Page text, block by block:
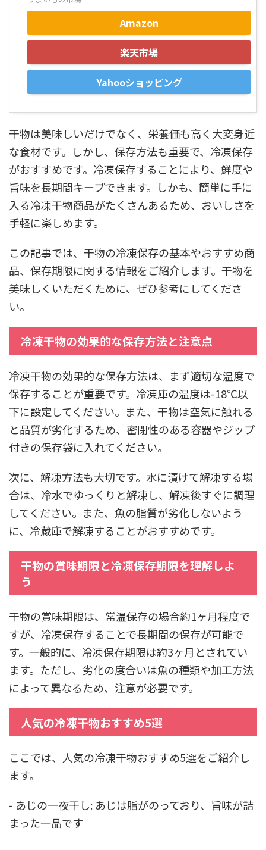
Amazon
楽天市場
Yahooショッピング
干物は美味しいだけでなく、栄養価も高く大変身近
な食材です。しかし、保存方法も重要で、冷凍保存
がおすすめです。冷凍保存することにより、鮮度や
旨味を長期間キープできます。しかも、簡単に手に
入る冷凍干物商品がたくさんあるため、おいしさを
手軽に楽しめます。
この記事では、干物の冷凍保存の基本やおすすめ商
品、保存期限に関する情報をご紹介します。干物を
美味しくいただくために、ぜひ参考にしてくださ
い。
冷凍干物の効果的な保存方法と注意点
冷凍干物の効果的な保存方法は、まず適切な温度で
保存することが重要です。冷凍庫の温度は-18℃以
下に設定してください。また、干物は空気に触れる
と品質が劣化するため、密閉性のある容器やジップ
付きの保存袋に入れてください。
次に、解凍方法も大切です。水に漬けて解凍する場
合は、冷水でゆっくりと解凍し、解凍後すぐに調理
してください。また、魚の脂質が劣化しないよう
に、冷蔵庫で解凍することがおすすめです。
干物の賞味期限と冷凍保存期限を理解しよ
う
干物の賞味期限は、常温保存の場合約1ヶ月程度で
すが、冷凍保存することで長期間の保存が可能で
す。一般的に、冷凍保存期限は約3ヶ月とされてい
ます。ただし、劣化の度合いは魚の種類や加工方法
によって異なるため、注意が必要です。
人気の冷凍干物おすすめ5選
ここでは、人気の冷凍干物おすすめ5選をご紹介し
ます。
- あじの一夜干し: あじは脂がのっており、旨味が詰
まった一品です